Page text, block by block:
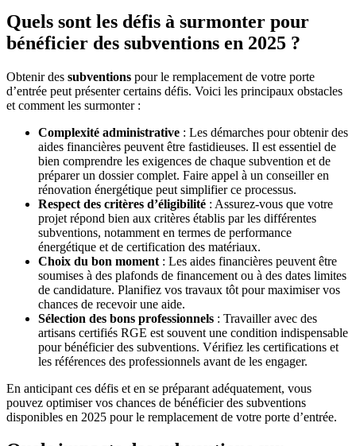
Quels sont les défis à surmonter pour
bénéficier des subventions en 2025 ?
Obtenir des subventions pour le remplacement de votre porte
d’entrée peut présenter certains défis. Voici les principaux obstacles
et comment les surmonter :
Complexité administrative : Les démarches pour obtenir des
aides financières peuvent être fastidieuses. Il est essentiel de
bien comprendre les exigences de chaque subvention et de
préparer un dossier complet. Faire appel à un conseiller en
rénovation énergétique peut simplifier ce processus.
Respect des critères d’éligibilité : Assurez-vous que votre
projet répond bien aux critères établis par les différentes
subventions, notamment en termes de performance
énergétique et de certification des matériaux.
Choix du bon moment : Les aides financières peuvent être
soumises à des plafonds de financement ou à des dates limites
de candidature. Planifiez vos travaux tôt pour maximiser vos
chances de recevoir une aide.
Sélection des bons professionnels : Travailler avec des
artisans certifiés RGE est souvent une condition indispensable
pour bénéficier des subventions. Vérifiez les certifications et
les références des professionnels avant de les engager.
En anticipant ces défis et en se préparant adéquatement, vous
pouvez optimiser vos chances de bénéficier des subventions
disponibles en 2025 pour le remplacement de votre porte d’entrée.